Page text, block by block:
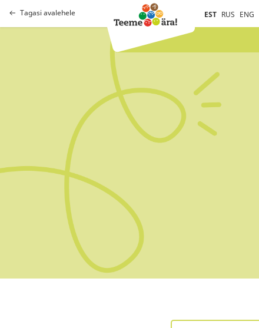
Tagasi avalehele EST RUS ENG